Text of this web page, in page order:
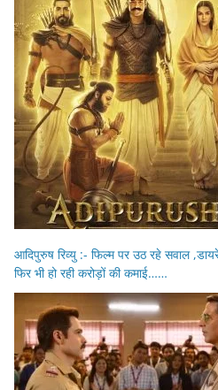
आदिपुरुष रिव्यु :- फिल्म पर उठ रहे सवाल
फिर भी हो रही करोड़ों की कमाई……